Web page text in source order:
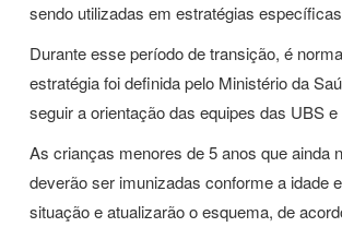
sendo utilizadas em estratégias
Durante esse período de transição, é
estratégia foi definida pelo Ministério da
seguir a orientação das equipes das UBS
As crianças menores de 5 anos que ainda
deverão ser imunizadas conforme a idade
situação e atualizarão o esquema, de